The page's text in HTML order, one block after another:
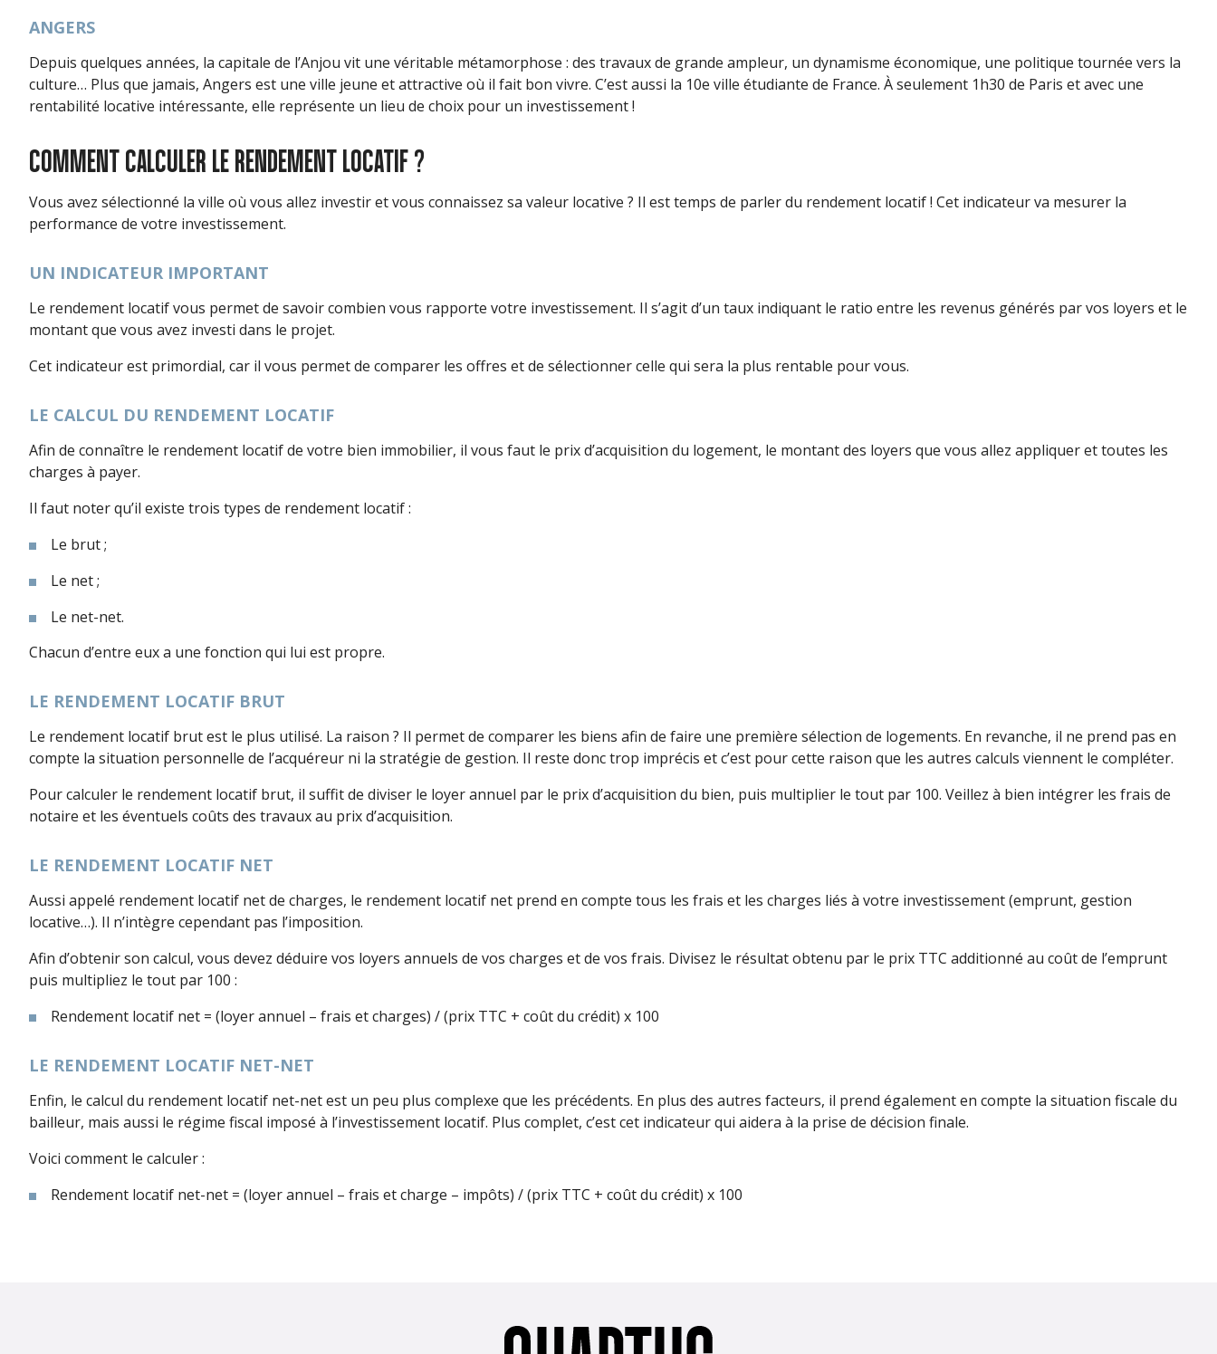
ANGERS
Depuis quelques années, la capitale de l’Anjou vit une véritable métamorphose : des travaux de grande ampleur, un dynamisme économique, une politique tournée vers la
culture… Plus que jamais, Angers est une ville jeune et attractive où il fait bon vivre. C’est aussi la 10e ville étudiante de France. À seulement 1h30 de Paris et avec une
rentabilité locative intéressante, elle représente un lieu de choix pour un investissement !
COMMENT CALCULER LE RENDEMENT LOCATIF ?
Vous avez sélectionné la ville où vous allez investir et vous connaissez sa valeur locative ? Il est temps de parler du rendement locatif ! Cet indicateur va mesurer la
performance de votre investissement.
UN INDICATEUR IMPORTANT
Le rendement locatif vous permet de savoir combien vous rapporte votre investissement. Il s’agit d’un taux indiquant le ratio entre les revenus générés par vos loyers et le
montant que vous avez investi dans le projet.
Cet indicateur est primordial, car il vous permet de comparer les offres et de sélectionner celle qui sera la plus rentable pour vous.
LE CALCUL DU RENDEMENT LOCATIF
Afin de connaître le rendement locatif de votre bien immobilier, il vous faut le prix d’acquisition du logement, le montant des loyers que vous allez appliquer et toutes les
charges à payer.
Il faut noter qu’il existe trois types de rendement locatif :
Le brut ;
Le net ;
Le net-net.
Chacun d’entre eux a une fonction qui lui est propre.
LE RENDEMENT LOCATIF BRUT
Le rendement locatif brut est le plus utilisé. La raison ? Il permet de comparer les biens afin de faire une première sélection de logements. En revanche, il ne prend pas en
compte la situation personnelle de l’acquéreur ni la stratégie de gestion. Il reste donc trop imprécis et c’est pour cette raison que les autres calculs viennent le compléter.
Pour calculer le rendement locatif brut, il suffit de diviser le loyer annuel par le prix d’acquisition du bien, puis multiplier le tout par 100. Veillez à bien intégrer les frais de
notaire et les éventuels coûts des travaux au prix d’acquisition.
LE RENDEMENT LOCATIF NET
Aussi appelé rendement locatif net de charges, le rendement locatif net prend en compte tous les frais et les charges liés à votre investissement (emprunt, gestion
locative…). Il n’intègre cependant pas l’imposition.
Afin d’obtenir son calcul, vous devez déduire vos loyers annuels de vos charges et de vos frais. Divisez le résultat obtenu par le prix TTC additionné au coût de l’emprunt
puis multipliez le tout par 100 :
Rendement locatif net = (loyer annuel – frais et charges) / (prix TTC + coût du crédit) x 100
LE RENDEMENT LOCATIF NET-NET
Enfin, le calcul du rendement locatif net-net est un peu plus complexe que les précédents. En plus des autres facteurs, il prend également en compte la situation fiscale du
bailleur, mais aussi le régime fiscal imposé à l’investissement locatif. Plus complet, c’est cet indicateur qui aidera à la prise de décision finale.
Voici comment le calculer :
Rendement locatif net-net = (loyer annuel – frais et charge – impôts) / (prix TTC + coût du crédit) x 100